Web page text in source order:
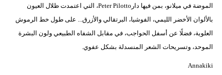
الموضة في ميلانو، بمن فيها دارPeter Pilotto، التي اعتمدت ظلال العيون
بالألوان الأخضر الليمي، الفوشيا، البرتقالي والأزرق... على طول خط الرموش
العلوية، فضلًا عن أسفل الحواجب، في مقابل الشفاه الطبيعي ولون البشرة
الموحد، وتسريحات الشعر المنسدلة بشكل عفوي.
Annakiki